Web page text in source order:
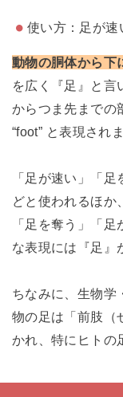
使い方：足が
動物の胴体から下
を広く『足』と言
からつま先までの
“foot” と表現されま
「足が速い」「
どと使われるほか
「足を奪う」「
な表現には『足』
ちなみに、生物学
物の足は「前肢（
かれ、特にヒトの